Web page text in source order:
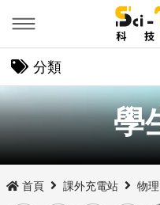
分類
學
首頁 課外充電站 物理